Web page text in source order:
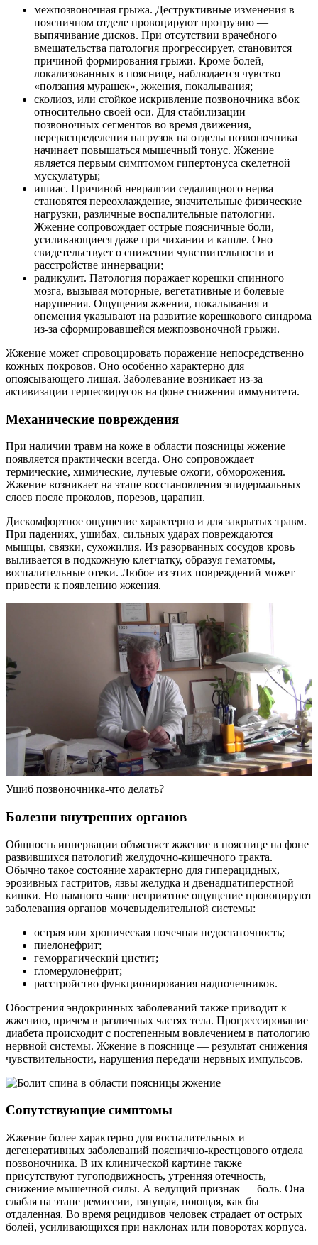
межпозвоночная грыжа. Деструктивные изменения в
поясничном отделе провоцируют протрузию —
выпячивание дисков. При отсутствии врачебного
вмешательства патология прогрессирует, становится
причиной формирования грыжи. Кроме болей,
локализованных в пояснице, наблюдается чувство
«ползания мурашек», жжения, покалывания;
сколиоз, или стойкое искривление позвоночника вбок
относительно своей оси. Для стабилизации
позвоночных сегментов во время движения,
перераспределения нагрузок на отделы позвоночника
начинает повышаться мышечный тонус. Жжение
является первым симптомом гипертонуса скелетной
мускулатуры;
ишиас. Причиной невралгии седалищного нерва
становятся переохлаждение, значительные физические
нагрузки, различные воспалительные патологии.
Жжение сопровождает острые поясничные боли,
усиливающиеся даже при чихании и кашле. Оно
свидетельствует о снижении чувствительности и
расстройстве иннервации;
радикулит. Патология поражает корешки спинного
мозга, вызывая моторные, вегетативные и болевые
нарушения. Ощущения жжения, покалывания и
онемения указывают на развитие корешкового синдрома
из-за сформировавшейся межпозвоночной грыжи.
Жжение может спровоцировать поражение непосредственно
кожных покровов. Оно особенно характерно для
опоясывающего лишая. Заболевание возникает из-за
активизации герпесвирусов на фоне снижения иммунитета.
Механические повреждения
При наличии травм на коже в области поясницы жжение
появляется практически всегда. Оно сопровождает
термические, химические, лучевые ожоги, обморожения.
Жжение возникает на этапе восстановления эпидермальных
слоев после проколов, порезов, царапин.
Дискомфортное ощущение характерно и для закрытых травм.
При падениях, ушибах, сильных ударах повреждаются
мышцы, связки, сухожилия. Из разорванных сосудов кровь
выливается в подкожную клетчатку, образуя гематомы,
воспалительные отеки. Любое из этих повреждений может
привести к появлению жжения.
Ушиб позвоночника-что делать?
Болезни внутренних органов
Общность иннервации объясняет жжение в пояснице на фоне
развившихся патологий желудочно-кишечного тракта.
Обычно такое состояние характерно для гиперацидных,
эрозивных гастритов, язвы желудка и двенадцатиперстной
кишки. Но намного чаще неприятное ощущение провоцируют
заболевания органов мочевыделительной системы:
острая или хроническая почечная недостаточность;
пиелонефрит;
геморрагический цистит;
гломерулонефрит;
расстройство функционирования надпочечников.
Обострения эндокринных заболеваний также приводит к
жжению, причем в различных частях тела. Прогрессирование
диабета происходит с постепенным вовлечением в патологию
нервной системы. Жжение в пояснице — результат снижения
чувствительности, нарушения передачи нервных импульсов.
Сопутствующие симптомы
Жжение более характерно для воспалительных и
дегенеративных заболеваний пояснично-крестцового отдела
позвоночника. В их клинической картине также
присутствуют тугоподвижность, утренняя отечность,
снижение мышечной силы. А ведущий признак — боль. Она
слабая на этапе ремиссии, тянущая, ноющая, как бы
отдаленная. Во время рецидивов человек страдает от острых
болей, усиливающихся при наклонах или поворотах корпуса.